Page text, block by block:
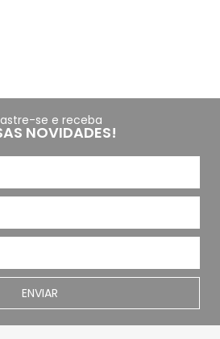
se e receba
NOVIDADES!
ENVIAR